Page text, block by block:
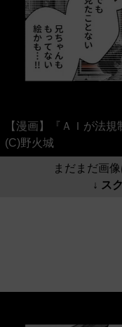
【漫画】『ＡＩが法
(C)野火城
まだまだ画
↓ ス